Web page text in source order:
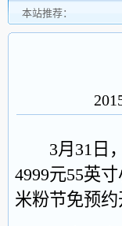
本站推荐：
3月31日，
4999元55英
米粉节免预约